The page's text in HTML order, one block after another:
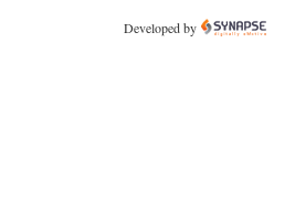
Developed by